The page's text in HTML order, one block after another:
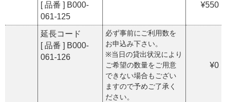
[ 品番 ] B000-
061-125
¥550
延長コード
[ 品番 ] B000-
061-126
必ず事前にご利用数を
お申込み下さい。
※当日の貸出状況により
ご希望の数量をご用意
できない場合もござい
ますので予めご了承く
ださい。
¥0